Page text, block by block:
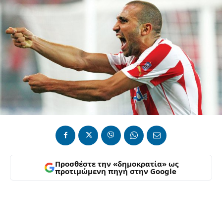
Προσθέστε την «δημοκρατία» ως
προτιμώμενη πηγή στην Google